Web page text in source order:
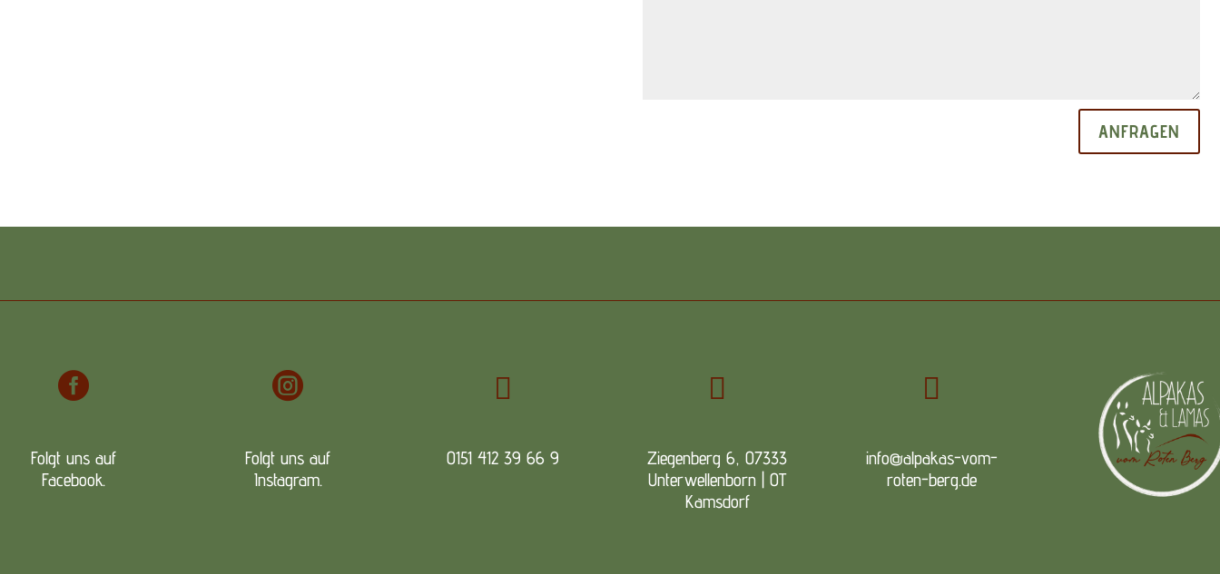
ANFRAGEN

Folgt uns auf
Facebook.

Folgt uns auf
Instagram.

0151 412 39 66 9

Ziegenberg 6, 07333
Unterwellenborn | OT
Kamsdorf

info@alpakas-vom-
roten-berg.de